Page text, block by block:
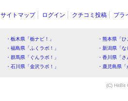
サイトマップ ログイン クチコミ投稿 プラ
・栃木県「栃ナビ！」
・熊本県「
・福島県「ふくラボ！」
・新潟県「
・群馬県「ぐんラボ！」
・香川県「
・石川県「金沢ラボ！」
・鹿児島県
(C) HitBit